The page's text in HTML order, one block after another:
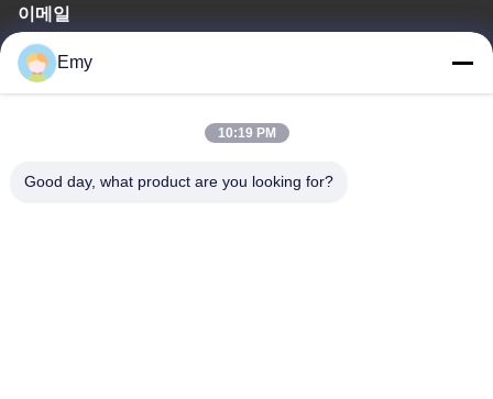
이메일
panxy@vlandgroup.com
우리 주소
Emy
10:19 PM
Good day, what product are you looking for?